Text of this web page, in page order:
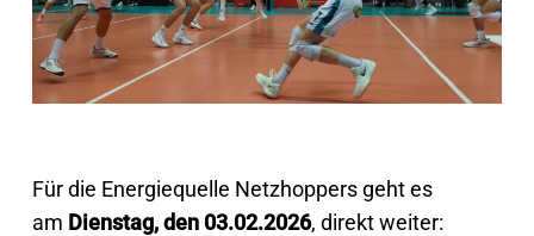
Für die Energiequelle Netzhoppers geht es
am Dienstag, den 03.02.2026, direkt weiter: